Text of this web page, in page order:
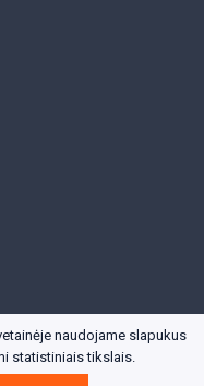
klinika 2018
naudojame slapukus
statistiniais tikslais.